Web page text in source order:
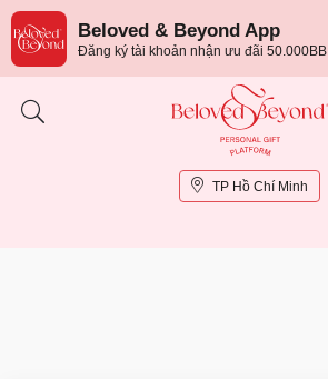
Beloved & Beyond App
Đăng ký tài khoản nhận ưu đãi 50.000BB
TP Hồ Chí Minh